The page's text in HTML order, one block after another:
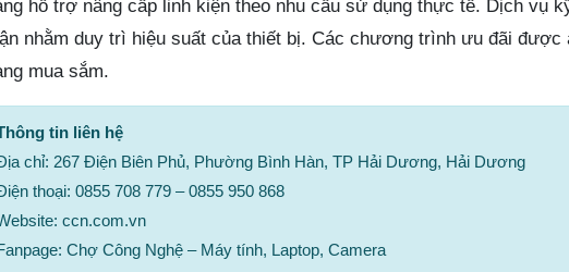
hỗ trợ nâng cấp linh kiện theo nhu cầu sử dụng thực tế. Dịch vụ
nhằm duy trì hiệu suất của thiết bị. Các chương trình ưu đãi được
mua sắm.
tin liên hệ
chỉ: 267 Điện Biên Phủ, Phường Bình Hàn, TP Hải Dương, Hải Dương
thoại: 0855 708 779 – 0855 950 868
ccn.com.vn
Chợ Công Nghệ – Máy tính, Laptop, Camera